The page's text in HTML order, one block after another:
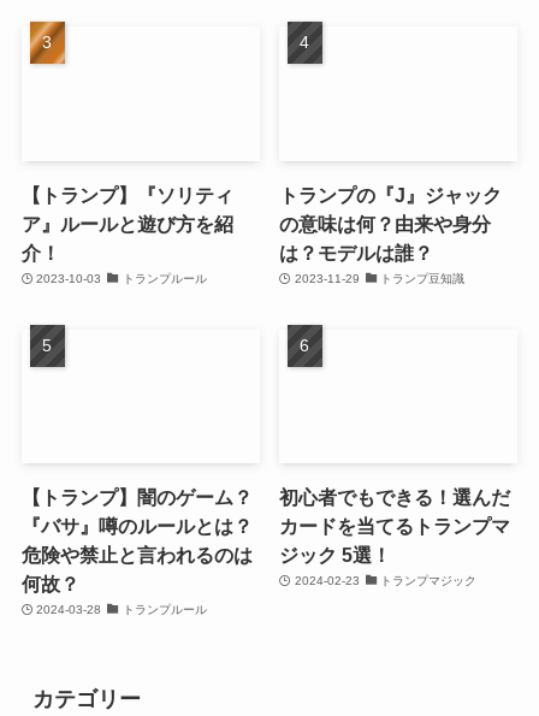
【トランプ】『ソリティ
ア』ルールと遊び方を紹
介！
2023-10-03 トランプルール
トランプの『J』ジャック
の意味は何？由来や身分
は？モデルは誰？
2023-11-29 トランプ豆知識
【トランプ】闇のゲーム？
『バサ』噂のルールとは？
危険や禁止と言われるのは
何故？
2024-03-28 トランプルール
初心者でもできる！選んだ
カードを当てるトランプマ
ジック 5選！
2024-02-23 トランプマジック
カテゴリー